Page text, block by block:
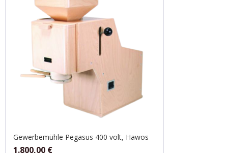
Gewerbemühle Pegasus 400 volt, Hawos
1.800,00 €